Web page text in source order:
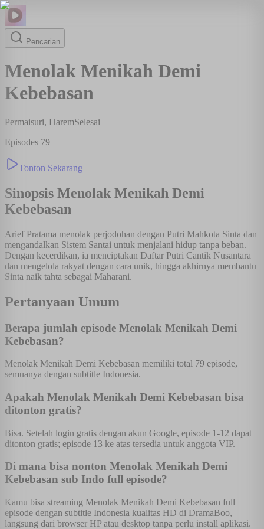
Pencarian
Menolak Menikah Demi
Kebebasan
Permaisuri, HaremSelesai
Episodes 79
Tonton Sekarang
Sinopsis Menolak Menikah Demi
Kebebasan
Arief Pratama menolak perjodohan dengan Putri Mahkota Sinta dan
mengandalkan Sistem Santai untuk menjalani hidup tanpa beban.
Dengan kecerdikan, ia menciptakan Daftar Putri Cantik Nusantara
dan mengelola rakyat dengan cara unik, hingga akhirnya membantu
Sinta naik tahta sebagai Maharani.
Pertanyaan Umum
Berapa jumlah episode Menolak Menikah Demi
Kebebasan?
Menolak Menikah Demi Kebebasan memiliki total 79 episode,
semuanya dengan subtitle Indonesia.
Apakah Menolak Menikah Demi Kebebasan bisa
ditonton gratis?
Bisa. Setelah login gratis dengan akun Google, episode 1-12 dapat
ditonton gratis; episode 13 ke atas tersedia untuk anggota VIP.
Di mana bisa nonton Menolak Menikah Demi
Kebebasan sub Indo full episode?
Kamu bisa streaming Menolak Menikah Demi Kebebasan full
episode dengan subtitle Indonesia kualitas HD di DramaBoo,
langsung dari browser HP atau desktop tanpa perlu install aplikasi.